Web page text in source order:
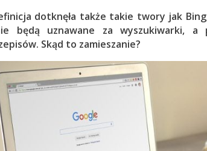
dotknęła także takie twory jak
będą uznawane za wyszukiwarki, a
Skąd to zamieszanie?